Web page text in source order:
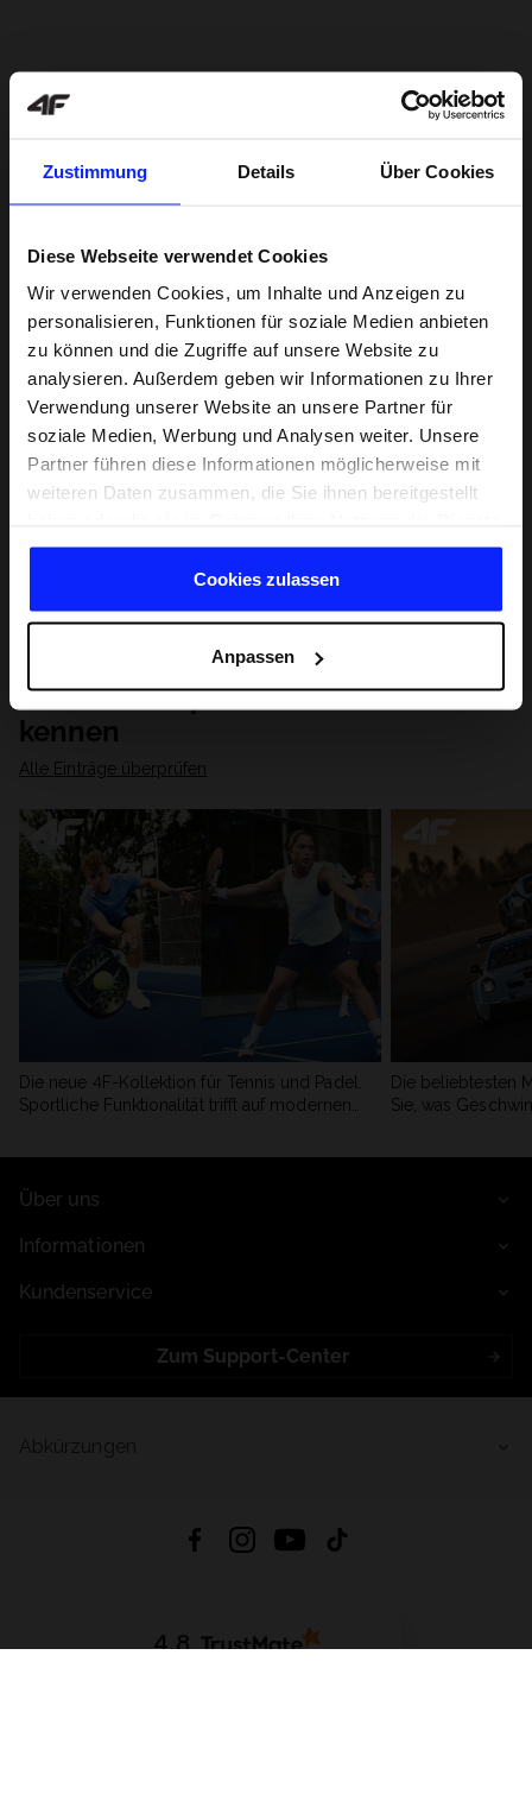
Zustimmung Details Über Cookies
Diese Webseite verwendet Cookies
Wir verwenden Cookies, um Inhalte und Anzeigen zu
personalisieren, Funktionen für soziale Medien anbieten
zu können und die Zugriffe auf unsere Website zu
analysieren. Außerdem geben wir Informationen zu Ihrer
Verwendung unserer Website an unsere Partner für
soziale Medien, Werbung und Analysen weiter. Unsere
Partner führen diese Informationen möglicherweise mit
weiteren Daten zusammen, die Sie ihnen bereitgestellt
gesammelt haben.
Cookies zulassen
Anpassen
Lernen Sie Sport von Grund auf
kennen
Alle Einträge überprüfen
Die neue 4F-Kollektion für Tennis und Padel.
Sportliche Funktionalität trifft auf modernen
Die beliebtesten
Sie, was
Über uns
Informationen
Kundenservice
Zum Support-Center
4.8